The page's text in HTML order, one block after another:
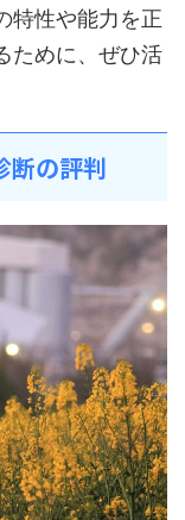
特性や能力を正
ために、ぜひ活
断の評判